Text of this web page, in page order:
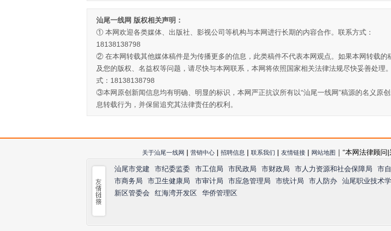
汕尾一线网 版权相关声明：
① 本网欢迎各类媒体、出版社、影视公司等机构与本网进行长期的内容合作。联系方式：
18138138798
② 在本网转载其他媒体稿件是为传播更多的信息，此类稿件不代表本网观点。如果本网转载的
及您的版权、名益权等问题，请尽快与本网联系，本网将依照国家相关法律法规尽快妥善处理
式：18138138798
③本网原创新闻信息均有明确、明显的标识，本网严正抗议所有以“汕尾一线网”稿源的名义原
息转载行为，并保留追究其法律责任的权利。
关于汕尾一线网 | 营销中心 | 招聘信息 | 联系我们 | 友情链接 | 网站地图 ｜“本网法律顾
汕尾市党建 市纪委监委 市工信局 市民政局 市财政局 市人力资源和社会保障局 市
市商务局
市卫生健康局 市审计局 市应急管理局 市统计局 市人防办 汕尾职业技术
新区管委会
红海湾开发区 华侨管理区